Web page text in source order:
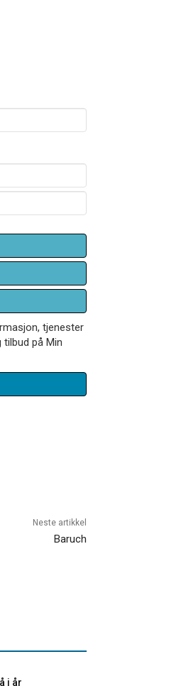
tjenester
på Min
Neste artikkel
Baruch
i år